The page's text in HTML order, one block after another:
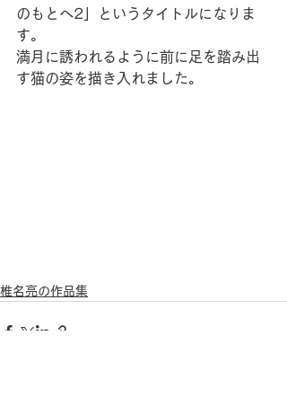
のもとへ2」というタイトルになりま
す。
満月に誘われるように前に足を踏み出
す猫の姿を描き入れました。
椎名亮の作品集